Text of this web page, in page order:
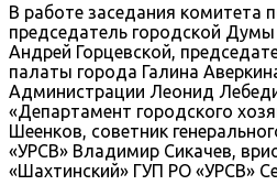
В работе заседания комитета
председатель городской
Андрей Горцевской,
палаты города Галина
Администрации Леонид
«Департамент городского
Шеенков, советник
«УРСВ» Владимир Сикачев,
«Шахтинский» ГУП РО «УРСВ»